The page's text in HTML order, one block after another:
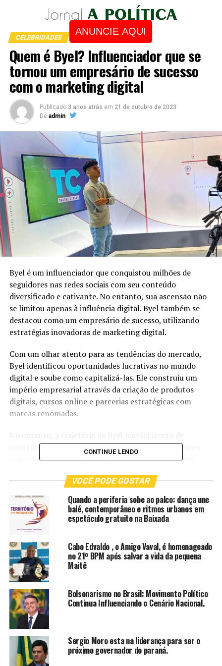
ANUNCIE AQUI
CELEBRIDADES
Quem é Byel? Influenciador que se
tornou um empresário de sucesso
com o marketing digital
Publicado 3 anos atrás em 21 de outubro de 2023
De admin
Byel é um influenciador que conquistou milhões de
seguidores nas redes sociais com seu conteúdo
diversificado e cativante. No entanto, sua ascensão não
se limitou apenas à influência digital. Byel também se
destacou como um empresário de sucesso, utilizando
estratégias inovadoras de marketing digital.
Com um olhar atento para as tendências do mercado,
Byel identificou oportunidades lucrativas no mundo
digital e soube como capitalizá-las. Ele construiu um
império empresarial através da criação de produtos
digitais, cursos online e parcerias estratégicas com
marcas renomadas.
controvérsias. Sua personalidade polêmica e opiniões
controversas geraram debates acalorados nas redes
empresário.
O segredo do êxito de Byel no marketing digital está na
sua capacidade de se adaptar às mudanças constantes
do ambiente virtual. Ele entende a importância de estar
sempre atualizado com as novas tecnologias e
tendências, o que lhe permite alcançar resultados
surpreendentes.
Além disso, Byel também é conhecido por sua habilidade
em criar uma conexão genuína com seu público. Ele
utiliza estratégias de engajamento e storytelling para
envolver seus seguidores e criar uma comunidade fiel.
Com uma combinação única de carisma, visão
empreendedora e conhecimento em marketing digital,
CONTINUE LENDO
VOCÊ PODE GOSTAR
Quando a periferia sobe ao palco: dança une
balé, contemporâneo e ritmos urbanos em
espetáculo gratuito na Baixada
Cabo Edvaldo , o Amigo Vaval, é homenageado
no 21º BPM após salvar a vida da pequena
Maitê
Bolsonarismo no Brasil: Movimento Político
Continua Influenciando o Cenário Nacional.
Sergio Moro esta na liderança para ser o
próximo governador do paraná.